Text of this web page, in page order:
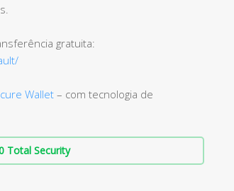
gratuita:
Wallet – com tecnologia de
Total Security